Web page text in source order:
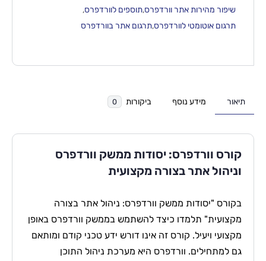
שיפור מהירות אתר וורדפרס,תוספים לוורדפרס,
תרגום אוטומטי לוורדפרס,תרגום אתר בוורדפרס
תיאור מידע נוסף ביקורות 0
קורס וורדפרס: יסודות ממשק וורדפרס
וניהול אתר בצורה מקצועית
בקורס "יסודות ממשק וורדפרס: ניהול אתר בצורה
מקצועית" תלמדו כיצד להשתמש בממשק וורדפרס באופן
מקצועי ויעיל. קורס זה אינו דורש ידע טכני קודם ומותאם
גם למתחילים. וורדפרס היא מערכת ניהול התוכן